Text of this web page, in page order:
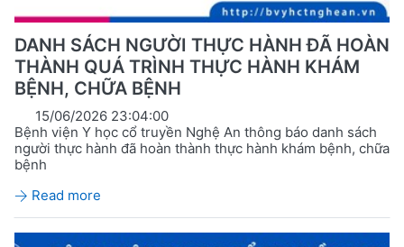
DANH SÁCH NGƯỜI THỰC HÀNH ĐÃ HOÀN
THÀNH QUÁ TRÌNH THỰC HÀNH KHÁM
BỆNH, CHỮA BỆNH
15/06/2026 23:04:00
Bệnh viện Y học cổ truyền Nghệ An thông báo danh sách
người thực hành đã hoàn thành thực hành khám bệnh, chữa
bệnh
Read more